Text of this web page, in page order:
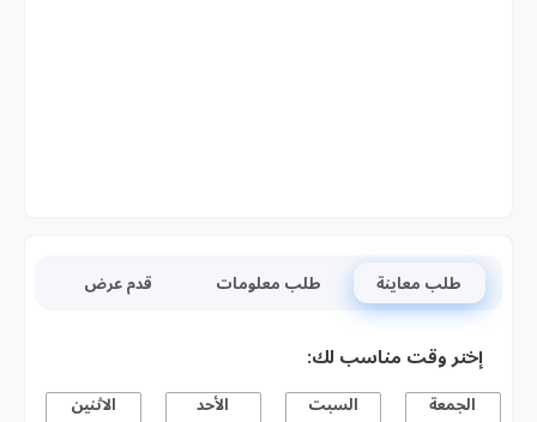
طلب معاينة طلب معلومات قدم عرض
إختر وقت مناسب لك:
الجمعة السبت الأحد الاثنين